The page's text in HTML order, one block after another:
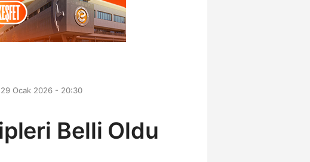
Ocak 2026 - 20:30
Belli Oldu